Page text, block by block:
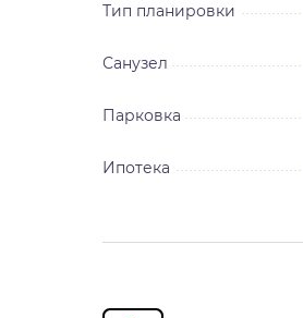
Тип планировки
Санузел
Парковка
Ипотека